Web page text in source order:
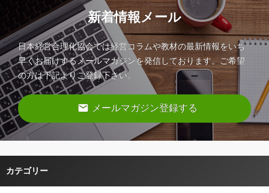
新着情報メール
日本経営合理化協会では経営コラムや教材の最新情報をいち
早くお届けするメールマガジンを発信しております。ご希望
の方は下記よりご登録下さい。
email メールマガジン登録する
カテゴリー